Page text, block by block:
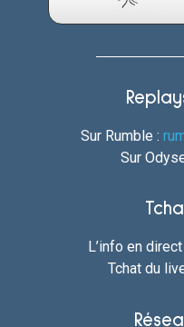
Sur Rumble :
Sur
L’info en direct
Tchat du